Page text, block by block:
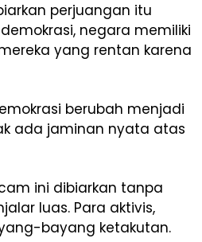
perjuangan itu
negara memiliki
yang rentan karena
berubah menjadi
ada jaminan nyata atas
ini dibiarkan tanpa
luas. Para aktivis,
bayang ketakutan.